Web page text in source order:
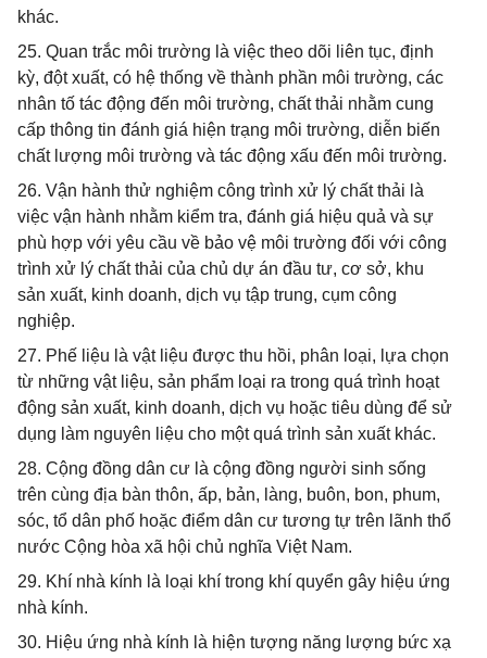
khác.
25. Quan trắc môi trường là việc theo dõi liên tục, định
kỳ, đột xuất, có hệ thống về thành phần môi trường, các
nhân tố tác động đến môi trường, chất thải nhằm cung
cấp thông tin đánh giá hiện trạng môi trường, diễn biến
chất lượng môi trường và tác động xấu đến môi trường.
26. Vận hành thử nghiệm công trình xử lý chất thải là
việc vận hành nhằm kiểm tra, đánh giá hiệu quả và sự
phù hợp với yêu cầu về bảo vệ môi trường đối với công
trình xử lý chất thải của chủ dự án đầu tư, cơ sở, khu
sản xuất, kinh doanh, dịch vụ tập trung, cụm công
nghiệp.
27. Phế liệu là vật liệu được thu hồi, phân loại, lựa chọn
từ những vật liệu, sản phẩm loại ra trong quá trình hoạt
động sản xuất, kinh doanh, dịch vụ hoặc tiêu dùng để sử
dụng làm nguyên liệu cho một quá trình sản xuất khác.
28. Cộng đồng dân cư là cộng đồng người sinh sống
trên cùng địa bàn thôn, ấp, bản, làng, buôn, bon, phum,
sóc, tổ dân phố hoặc điểm dân cư tương tự trên lãnh thổ
nước Cộng hòa xã hội chủ nghĩa Việt Nam.
29. Khí nhà kính là loại khí trong khí quyển gây hiệu ứng
nhà kính.
30. Hiệu ứng nhà kính là hiện tượng năng lượng bức xạ